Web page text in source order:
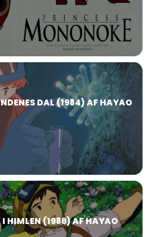
DAL (1984) AF HAYAO
HIMLEN (1986) AF HAYAO